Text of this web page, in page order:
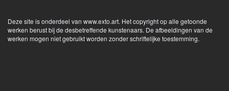
Deze site is onderdeel van www.exto.art. Het copyright op alle getoonde
werken berust bij de desbetreffende kunstenaars. De afbeeldingen van de
werken mogen niet gebruikt worden zonder schriftelijke toestemming.